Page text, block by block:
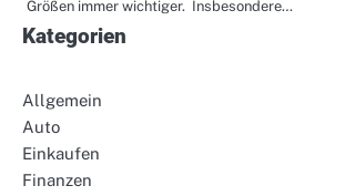
Größen immer wichtiger. Insbesondere…
Kategorien
Allgemein
Auto
Einkaufen
Finanzen